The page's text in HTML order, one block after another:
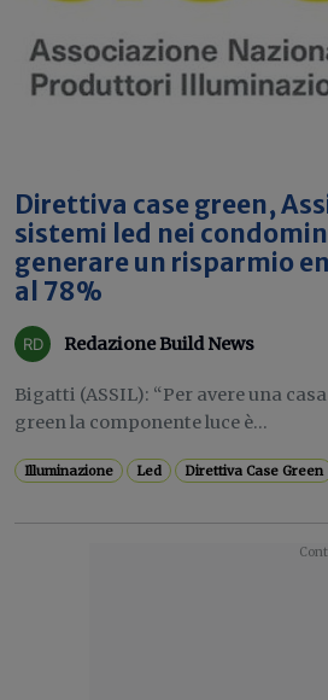
Direttiva case green,
sistemi led nei
generare un risparmio
al 78%
Redazione Build News
Bigatti (ASSIL): “Per avere una
green la componente luce è...
Illuminazione Led Direttiva Case Green